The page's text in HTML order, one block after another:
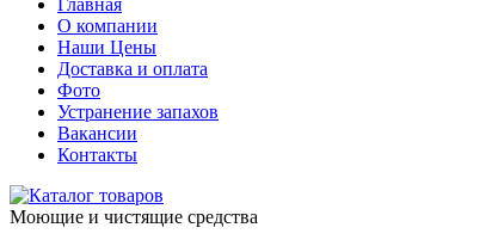
Главная
О компании
Наши Цены
Доставка и оплата
Фото
Устранение запахов
Вакансии
Контакты
Моющие и чистящие средства